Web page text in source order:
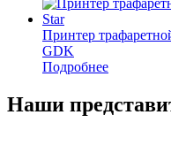
Принтер
GDK
Подробнее
Наши